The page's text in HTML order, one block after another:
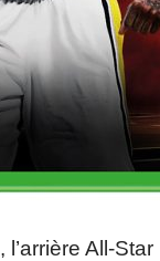
, l’arrière All-